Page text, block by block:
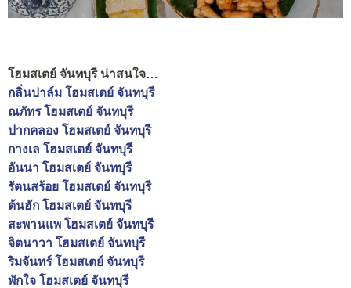
โฮมสเตย์ จันทบุรี น่าสนใจ…
กลิ่นปาล์ม โฮมสเตย์ จันทบุรี
ณภัทร โฮมสเตย์ จันทบุรี
ปากคลอง โฮมสเตย์ จันทบุรี
กางเล โฮมสเตย์ จันทบุรี
อันนา โฮมสเตย์ จันทบุรี
รัตนสร้อย โฮมสเตย์ จันทบุรี
ต้นฮัก โฮมสเตย์ จันทบุรี
สะพานแพ โฮมสเตย์ จันทบุรี
จิตนาวา โฮมสเตย์ จันทบุรี
ริมจันทร์ โฮมสเตย์ จันทบุรี
พักใจ โฮมสเตย์ จันทบุรี